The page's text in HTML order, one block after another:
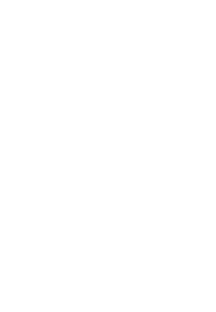
宜，Hochoo
作出解釋或決定，並於活動網頁公